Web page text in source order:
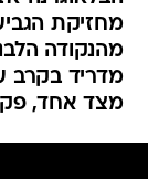
מחזיקת
מהנקודה
מדריד בקרב
מצד אחד,